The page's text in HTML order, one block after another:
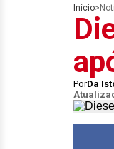
Início>
PorDa